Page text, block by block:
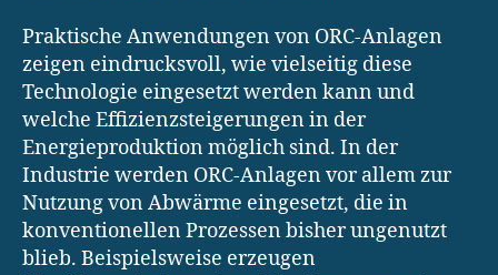
Praktische Anwendungen von ORC-Anlagen
zeigen eindrucksvoll, wie vielseitig diese
Technologie eingesetzt werden kann und
welche Effizienzsteigerungen in der
Energieproduktion möglich sind. In der
Industrie werden ORC-Anlagen vor allem zur
Nutzung von Abwärme eingesetzt, die in
konventionellen Prozessen bisher ungenutzt
blieb. Beispielsweise erzeugen